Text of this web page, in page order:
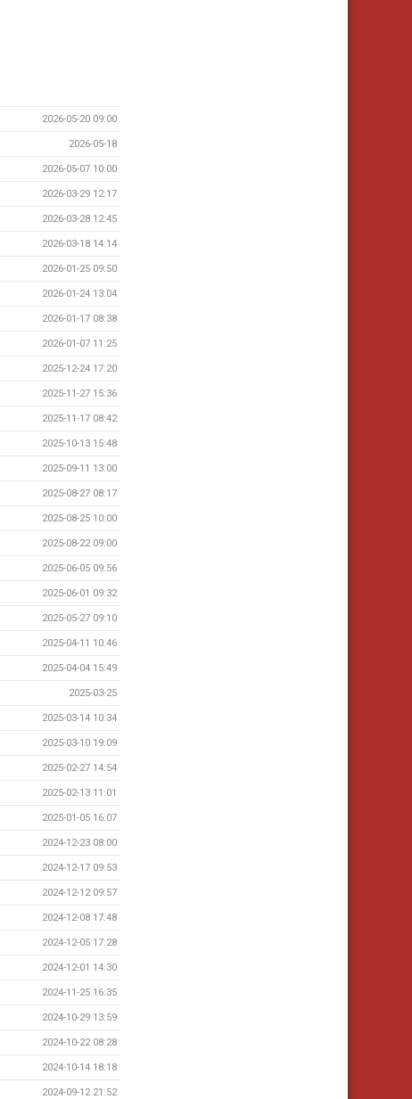
2026-05-20 09:00
2026-05-18
2026-05-07 10:00
2026-03-29 12:17
2026-03-28 12:45
2026-03-18 14:14
2026-01-25 09:50
2026-01-24 13:04
2026-01-17 08:38
2026-01-07 11:25
2025-12-24 17:20
2025-11-27 15:36
2025-11-17 08:42
2025-10-13 15:48
2025-09-11 13:00
2025-08-27 08:17
2025-08-25 10:00
2025-08-22 09:00
2025-06-05 09:56
2025-06-01 09:32
2025-05-27 09:10
2025-04-11 10:46
2025-04-04 15:49
2025-03-25
2025-03-14 10:34
2025-03-10 19:09
2025-02-27 14:54
2025-02-13 11:01
2025-01-05 16:07
2024-12-23 08:00
2024-12-17 09:53
2024-12-12 09:57
2024-12-08 17:48
2024-12-05 17:28
2024-12-01 14:30
2024-11-25 16:35
2024-10-29 13:59
2024-10-22 08:28
2024-10-14 18:18
2024-09-12 21:52